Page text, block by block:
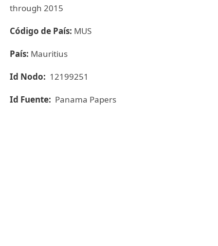
through 2015
Código de País: MUS
País: Mauritius
Id Nodo: 12199251
Id Fuente: Panama Papers